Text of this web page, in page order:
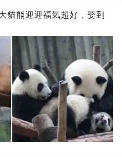
貓熊迎迎福氣超好，娶到